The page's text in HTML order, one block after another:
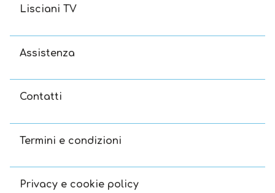
Lisciani TV
Assistenza
Contatti
Termini e condizioni
Privacy e cookie policy